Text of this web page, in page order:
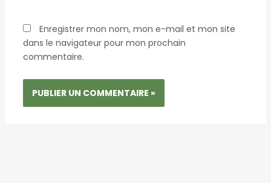
Enregistrer mon nom, mon e-mail et mon site
dans le navigateur pour mon prochain
commentaire.